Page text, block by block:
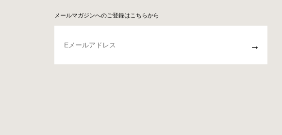
メールマガジンへのご登録はこちらから
→